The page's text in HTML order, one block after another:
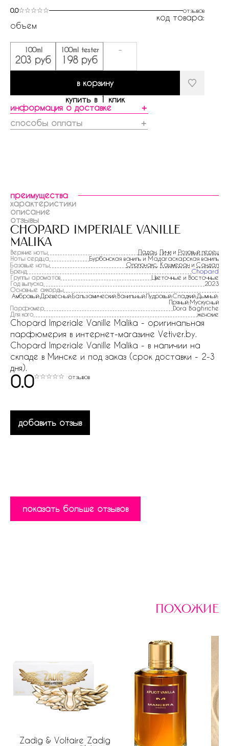
0.0 отзывов
код товара:
объем
100ml
203 руб
100ml tester
198 руб
-
в корзину
купить в 1 клик
информация о доставке
＋
способы оплаты
＋
преимущества
характеристики
описание
отзывы
chopard imperiale vanille
malika
Верхние ноты Ладан Личи и Розовый перец
Ноты сердца
Бурбонская ваниль и Мадагаскарская ваниль
Базовые ноты
Опопонакс Кашмеран и Сандал
Бренд
Chopard
Группы ароматов
Цветочные и Восточные
Год выпуска
2023
Основные аккорды
Амбровый:Древесный:Бальзамический:Ванильный:Пудровый:Сладкий:Дымный:
Пряный:Мускусный
Парфюмер
Dora Baghriche
Для кого
женские
Chopard Imperiale Vanille Malika - оригинальная
парфюмерия в интернет-магазине Vetiver.by.
Chopard Imperiale Vanille Malika - в наличии на
складе в Минске и под заказ (срок доставки - 2-3
дня).
0.0 отзывов
добавить отзыв
показать больше отзывов
похожие
Zadig & Voltaire Zadig